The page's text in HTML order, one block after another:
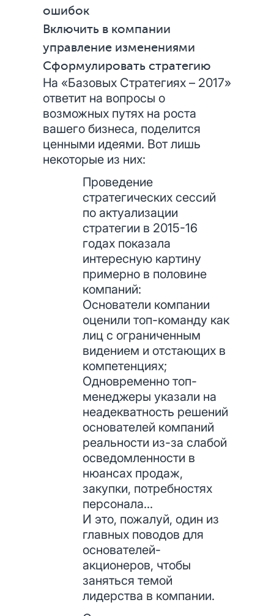
ошибок
Включить в компании
управление изменениями
Сформулировать стратегию
На «Базовых Стратегиях – 2017»
ответит на вопросы о
возможных путях на роста
вашего бизнеса, поделится
ценными идеями. Вот лишь
некоторые из них:
Проведение
стратегических сессий
по актуализации
стратегии в 2015-16
годах показала
интересную картину
примерно в половине
компаний:
Основатели компании
оценили топ-команду как
лиц с ограниченным
видением и отстающих в
компетенциях;
Одновременно топ-
менеджеры указали на
неадекватность решений
основателей компаний
реальности из-за слабой
осведомленности в
нюансах продаж,
закупки, потребностях
персонала…
И это, пожалуй, один из
главных поводов для
основателей-
акционеров, чтобы
заняться темой
лидерства в компании.